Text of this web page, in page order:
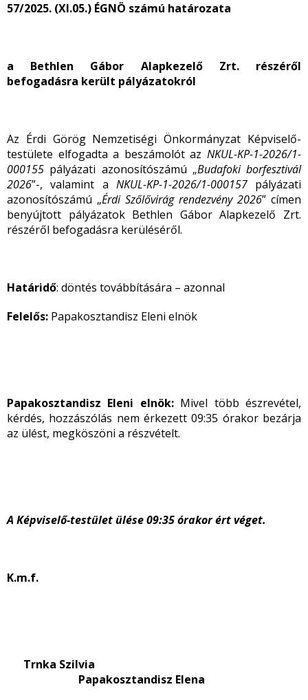
57/2025. (XI.05.) ÉGNÖ számú határozata
a Bethlen Gábor Alapkezelő Zrt. részéről
befogadásra került pályázatokról
Az Érdi Görög Nemzetiségi Önkormányzat Képviselő-
testülete elfogadta a beszámolót az NKUL-KP-1-2026/1-
000155 pályázati azonosítószámú „Budafoki borfesztivál
2026”-, valamint a NKUL-KP-1-2026/1-000157pályázati
azonosítószámú „Érdi Szőlővirág rendezvény 2026” címen
benyújtott pályázatok Bethlen Gábor Alapkezelő Zrt.
részéről befogadásra kerüléséről.
Határidő: döntés továbbítására – azonnal
Felelős: Papakosztandisz Eleni elnök
Papakosztandisz Eleni elnök: Mivel több észrevétel,
kérdés, hozzászólás nem érkezett 09:35 órakor bezárja
az ülést, megköszöni a részvételt.
A Képviselő-testület ülése 09:35 órakor ért véget.
K.m.f.
Trnka Szilvia
Papakosztandisz Elena